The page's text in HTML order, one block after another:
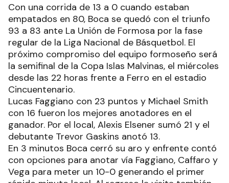
Con una corrida de 13 a 0 cuando estaban
empatados en 80, Boca se quedó con el triunfo
93 a 83 ante La Unión de Formosa por la fase
regular de la Liga Nacional de Básquetbol. El
próximo compromiso del equipo formoseño será
la semifinal de la Copa Islas Malvinas, el miércoles
desde las 22 horas frente a Ferro en el estadio
Cincuentenario.
Lucas Faggiano con 23 puntos y Michael Smith
con 16 fueron los mejores anotadores en el
ganador. Por el local, Alexis Elsener sumó 21 y el
debutante Trevor Gaskins anotó 13.
En 3 minutos Boca cerró su aro y enfrente contó
con opciones para anotar vía Faggiano, Caffaro y
Vega para meter un 10-0 generando el primer